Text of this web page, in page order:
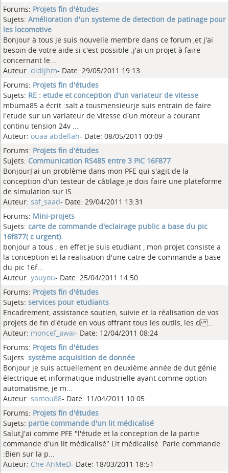
Forums: Projets fin d'études
Sujets: Amélioration d'un systeme de detection de patinage pour
les locomotive
Bonjour à tous je suis nouvelle membre dans ce forum ,et j'ai
besoin de votre aide si c'est possible .j'ai un projet à faire
concernant le...
Auteur: didijhm- Date: 29/05/2011 19:13
Forums: Projets fin d'études
Sujets: RE : etude et conception d'un variateur de vitesse
mbuma85 a écrit :salt a tousmensieurje suis entrain de faire
l'etude sur un variateur de vitesse d'un moteur a courant
continu tension 24v ...
Auteur: ouaa abdellah- Date: 08/05/2011 00:09
Forums: Projets fin d'études
Sujets: Communication RS485 entre 3 PIC 16F877
BonjourJ'ai un problème dans mon PFE qui s'agit de la
conception d'un testeur de câblage.je dois faire une plateforme
de simulation sur IS...
Auteur: saf_saad- Date: 29/04/2011 13:31
Forums: Mini-projets
Sujets: carte de commande d'eclairage public a base du pic
16f877( c urgent).
bonjour a tous ; en effet je suis etudiant , mon projet consiste a
la conception et la realisation d'une catre de commande a base
du pic 16f...
Auteur: youyou- Date: 25/04/2011 14:50
Forums: Projets fin d'études
Sujets: services pour etudiants
Encadrement, assistance soutien, suivie et la réalisation de vos
projets de fin d'étude en vous offrant tous les outils, les d ...
Auteur: moncef_awai- Date: 12/04/2011 08:24
Forums: Projets fin d'études
Sujets: système acquisition de donnée
Bonjour je suis actuellement en deuxième année de dut génie
électrique et informatique industrielle ayant comme option
automatisme, je m...
Auteur: samou88- Date: 11/04/2011 10:05
Forums: Projets fin d'études
Sujets: partie commande d'un lit médicalisé
Salut,J'ai comme PFE "l'étude et la conception de la partie
commande d'un lit médicalisé" Lit médicalisé :Parie commande
:Bien sur la p...
Auteur: Che AhMeD- Date: 18/03/2011 18:51